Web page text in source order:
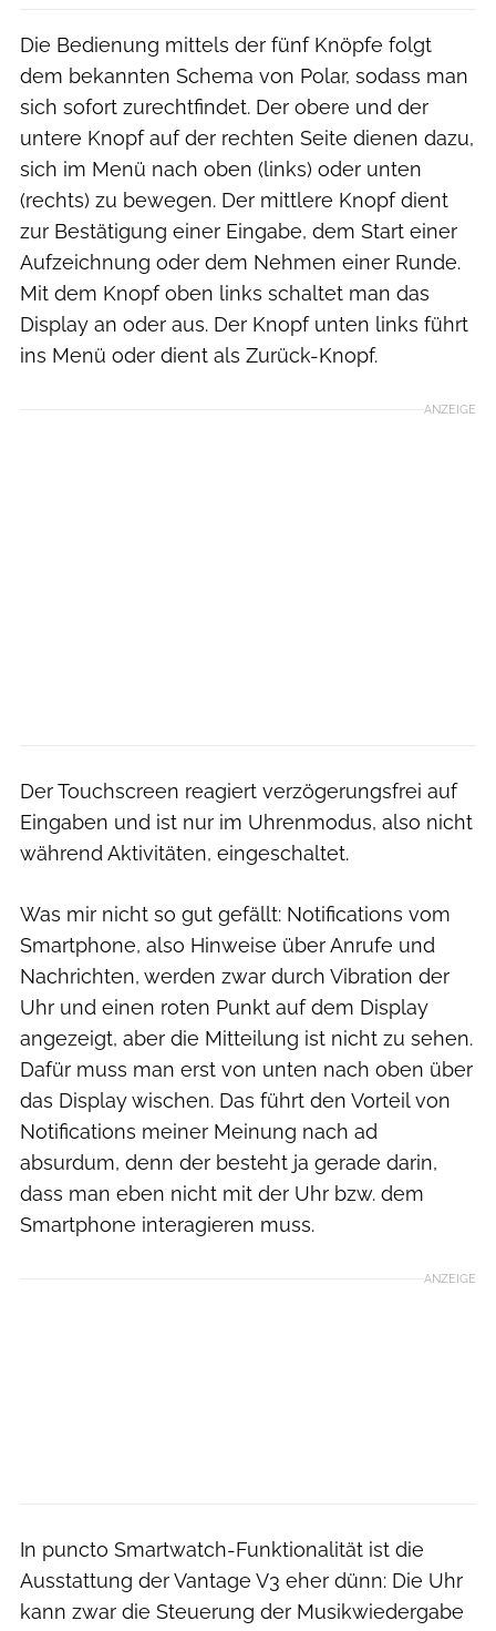
Die Bedienung mittels der fünf Knöpfe folgt
dem bekannten Schema von Polar, sodass man
sich sofort zurechtfindet. Der obere und der
untere Knopf auf der rechten Seite dienen dazu,
sich im Menü nach oben (links) oder unten
(rechts) zu bewegen. Der mittlere Knopf dient
zur Bestätigung einer Eingabe, dem Start einer
Aufzeichnung oder dem Nehmen einer Runde.
Mit dem Knopf oben links schaltet man das
Display an oder aus. Der Knopf unten links führt
ins Menü oder dient als Zurück-Knopf.
ANZEIGE
Der Touchscreen reagiert verzögerungsfrei auf
Eingaben und ist nur im Uhrenmodus, also nicht
während Aktivitäten, eingeschaltet.
Was mir nicht so gut gefällt: Notifications vom
Smartphone, also Hinweise über Anrufe und
Nachrichten, werden zwar durch Vibration der
Uhr und einen roten Punkt auf dem Display
angezeigt, aber die Mitteilung ist nicht zu sehen.
Dafür muss man erst von unten nach oben über
das Display wischen. Das führt den Vorteil von
Notifications meiner Meinung nach ad
absurdum, denn der besteht ja gerade darin,
dass man eben nicht mit der Uhr bzw. dem
Smartphone interagieren muss.
ANZEIGE
In puncto Smartwatch-Funktionalität ist die
Ausstattung der Vantage V3 eher dünn: Die Uhr
kann zwar die Steuerung der Musikwiedergabe